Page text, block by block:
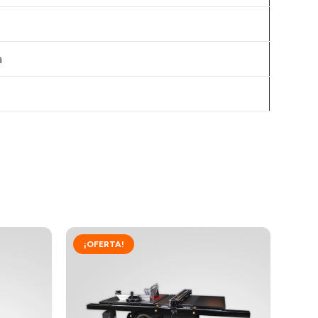
¡OFERTA!